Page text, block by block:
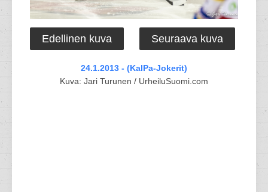
Edellinen kuva Seuraava kuva
24.1.2013 - (KalPa-Jokerit)
Kuva: Jari Turunen / UrheiluSuomi.com